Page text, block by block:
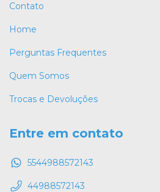
Contato
Home
Perguntas Frequentes
Quem Somos
Trocas e Devoluções
Entre em contato
5544988572143
44988572143